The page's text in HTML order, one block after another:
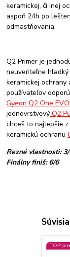
keramickej, či inej
aspoň 24h po
odmastňovania.
Q2 Primer je
neuveriteľne
keramickej ochrany
používateľov
Gyeon Q2 One EVO
jednovrstvový Q2
chceš to najlepšie
keramickú ochranu
Rezné vlastnosti:
Finálny finiš: 6/6
TOP